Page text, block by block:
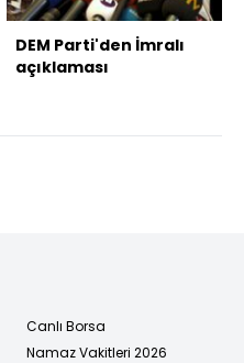
DEM Parti'den İmralı
açıklaması
Canlı Borsa
Namaz Vakitleri 2026